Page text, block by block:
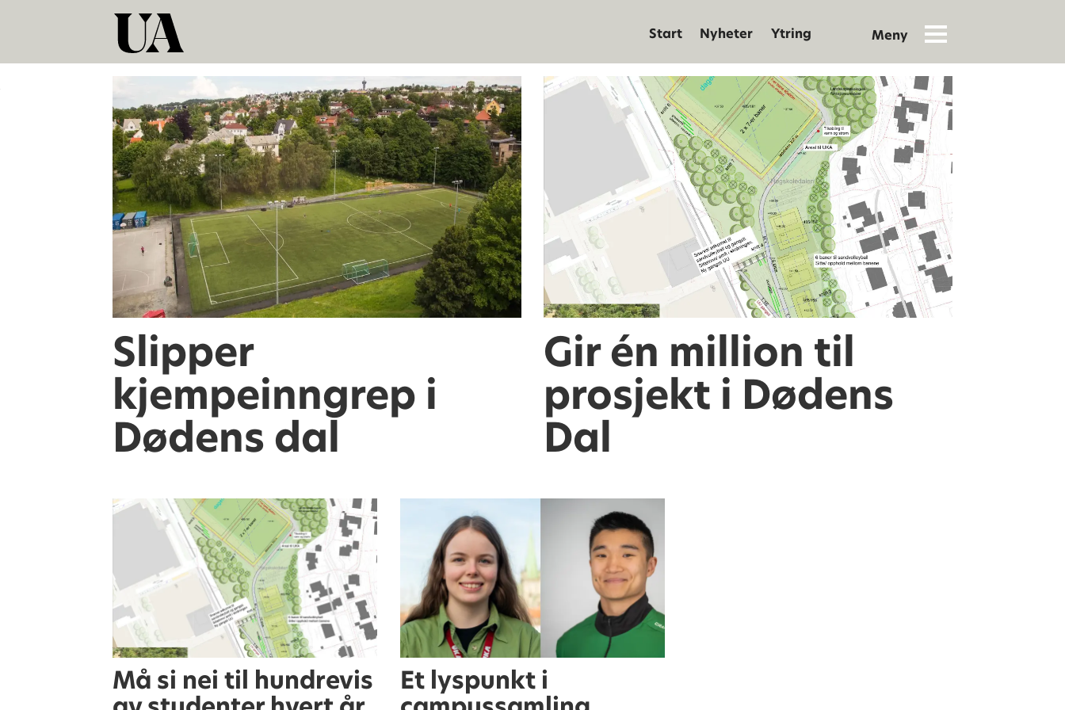
Start Nyheter Ytring
dødens
Slipper
kjempeinngrep i
Dødens dal
Gir én million til
prosjekt i Dødens
Dal
Må si nei til hundrevis Et lyspunkt i